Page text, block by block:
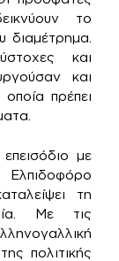
το
διαμέτρημα.
και
και
πρέπει
με
τη
Με τις
πολιτικής